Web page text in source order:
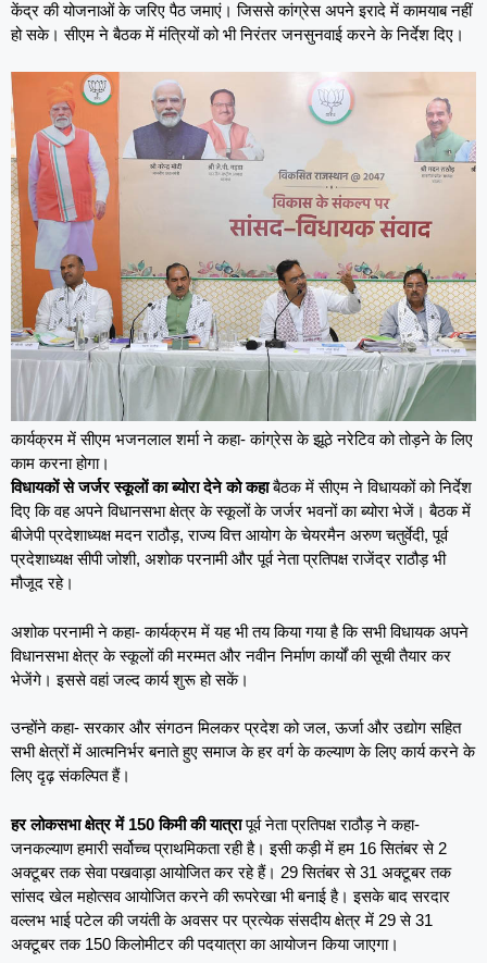
केंद्र की योजनाओं के जरिए पैठ जमाएं। जिससे कांग्रेस अपने इरादे में कामयाब नहीं
हो सके। सीएम ने बैठक में मंत्रियों को भी निरंतर जनसुनवाई करने के निर्देश दिए।
कार्यक्रम में सीएम भजनलाल शर्मा ने कहा- कांग्रेस के झूठे नरेटिव को तोड़ने के लिए
काम करना होगा।
विधायकों से जर्जर स्कूलों का ब्योरा देने को कहाबैठक में सीएम ने विधायकों को निर्देश
दिए कि वह अपने विधानसभा क्षेत्र के स्कूलों के जर्जर भवनों का ब्योरा भेजें। बैठक में
बीजेपी प्रदेशाध्यक्ष मदन राठौड़, राज्य वित्त आयोग के चेयरमैन अरुण चतुर्वेदी, पूर्व
प्रदेशाध्यक्ष सीपी जोशी, अशोक परनामी और पूर्व नेता प्रतिपक्ष राजेंद्र राठौड़ भी
मौजूद रहे।
अशोक परनामी ने कहा- कार्यक्रम में यह भी तय किया गया है कि सभी विधायक अपने
विधानसभा क्षेत्र के स्कूलों की मरम्मत और नवीन निर्माण कार्यों की सूची तैयार कर
भेजेंगे। इससे वहां जल्द कार्य शुरू हो सकें।
उन्होंने कहा- सरकार और संगठन मिलकर प्रदेश को जल, ऊर्जा और उद्योग सहित
सभी क्षेत्रों में आत्मनिर्भर बनाते हुए समाज के हर वर्ग के कल्याण के लिए कार्य करने के
लिए दृढ़ संकल्पित हैं।
हर लोकसभा क्षेत्र में 150 किमी की यात्रापूर्व नेता प्रतिपक्ष राठौड़ ने कहा-
जनकल्याण हमारी सर्वोच्च प्राथमिकता रही है। इसी कड़ी में हम 16 सितंबर से 2
अक्टूबर तक सेवा पखवाड़ा आयोजित कर रहे हैं। 29 सितंबर से 31 अक्टूबर तक
सांसद खेल महोत्सव आयोजित करने की रूपरेखा भी बनाई है। इसके बाद सरदार
वल्लभ भाई पटेल की जयंती के अवसर पर प्रत्येक संसदीय क्षेत्र में 29 से 31
अक्टूबर तक 150 किलोमीटर की पदयात्रा का आयोजन किया जाएगा।